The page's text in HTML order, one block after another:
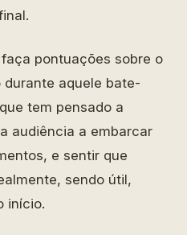
pontuações sobre o
aquele bate-
tem pensado a
audiência a embarcar
e sentir que
sendo útil,
início.